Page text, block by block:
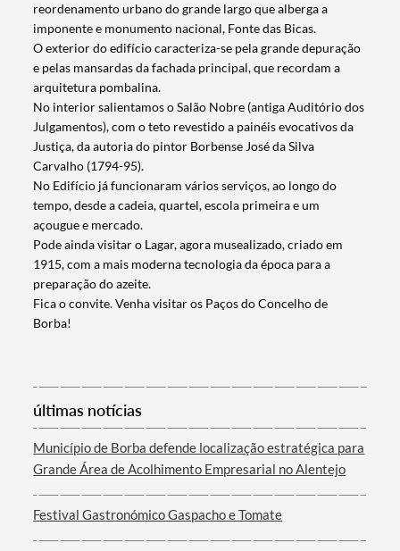
Termo de Pesquisa
Categorias gerais
Filtros
reordenamento urbano do grande largo que alberga a
imponente e monumento nacional, Fonte das Bicas.
O exterior do edifício caracteriza-se pela grande depuração
e pelas mansardas da fachada principal, que recordam a
arquitetura pombalina.
No interior salientamos o Salão Nobre (antiga Auditório dos
Julgamentos), com o teto revestido a painéis evocativos da
Justiça, da autoria do pintor Borbense José da Silva
Carvalho (1794-95).
No Edifício já funcionaram vários serviços, ao longo do
tempo, desde a cadeia, quartel, escola primeira e um
açougue e mercado.
Pode ainda visitar o Lagar, agora musealizado, criado em
1915, com a mais moderna tecnologia da época para a
preparação do azeite.
Fica o convite. Venha visitar os Paços do Concelho de
Borba!
últimas notícias
Município de Borba defende localização estratégica para
Grande Área de Acolhimento Empresarial no Alentejo
Festival Gastronómico Gaspacho e Tomate